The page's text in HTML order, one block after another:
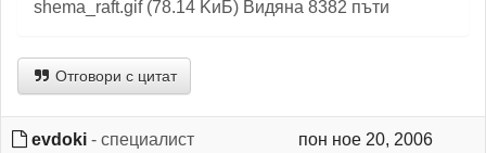
shema_raft.gif (78.14 KиБ) Видяна 8382 пъти
Отговори с цитат
evdoki - специалист
пон ное 20, 2006